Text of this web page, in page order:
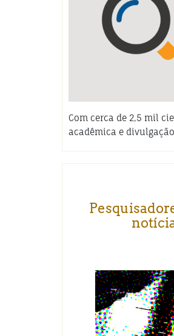
Com cerca de 2,5 mil
acadêmica e